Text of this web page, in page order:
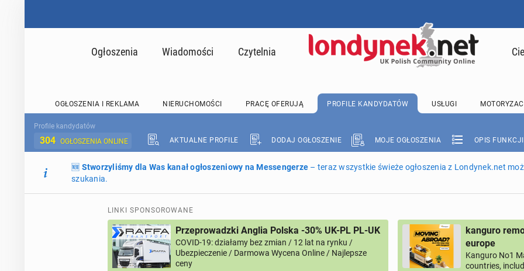
Ogłoszenia Wiadomości Czytelnia
OGŁOSZENIA I REKLAMA NIERUCHOMOŚCI PRACĘ OFERUJĄ PROFILE KANDYDATÓW USŁUGI
Profile kandydatów
304 OGŁOSZENIA ONLINE AKTUALNE PROFILE DODAJ OGŁOSZENIE MOJE OGŁOSZENIA OPIS FUNKCJI
🆕 Stworzyliśmy dla Was kanał ogłoszeniowy na Messengerze – teraz wszystkie świeże ogłoszenia z Londynek.net
szukania.
LINKI SPONSOROWANE
Przeprowadzki Anglia Polska -30% UK-PL PL-UK
COVID-19: działamy bez zmian / 12 lat na rynku /
Ubezpieczenie / Darmowa Wycena Online / Najlepsze
ceny
kanguro
europe
Kanguro No1
countries,